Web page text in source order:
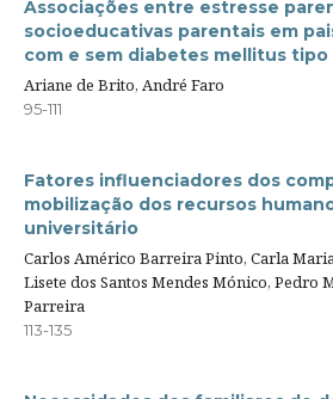
Associações entre estresse
socioeducativas parentais em
com e sem diabetes mellitus tipo
Ariane de Brito, André Faro
95-111
Fatores influenciadores dos
mobilização dos recursos
universitário
Carlos Américo Barreira Pinto, Carla
Lisete dos Santos Mendes Mónico, Pedro
Parreira
113-135